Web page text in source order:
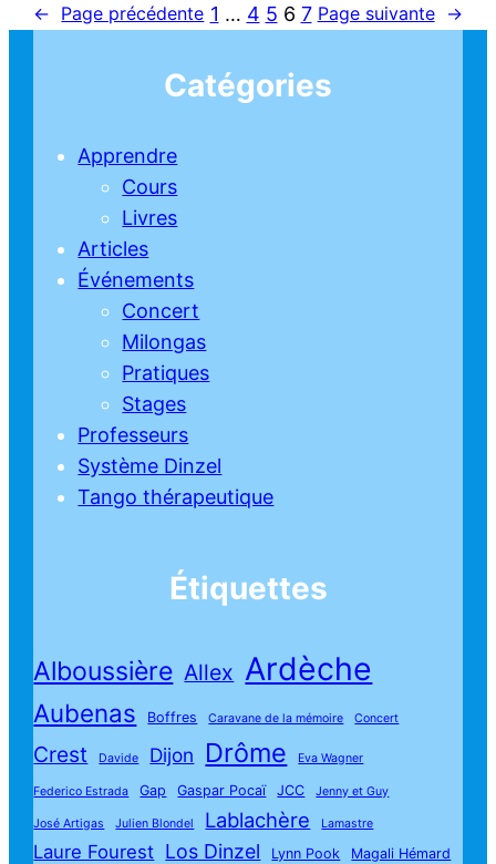
← Page précédente 1 … 4 5 6 7 Page suivante →
Catégories
Apprendre
Cours
Livres
Articles
Événements
Concert
Milongas
Pratiques
Stages
Professeurs
Système Dinzel
Tango thérapeutique
Étiquettes
Alboussière Allex Ardèche
Aubenas Boffres Caravane de la mémoire Concert
Crest Davide Dijon Drôme Eva Wagner
Federico Estrada Gap Gaspar Pocaï JCC Jenny et Guy
José Artigas Julien Blondel Lablachère Lamastre
Laure Fourest Los Dinzel Lynn Pook Magali Hémard